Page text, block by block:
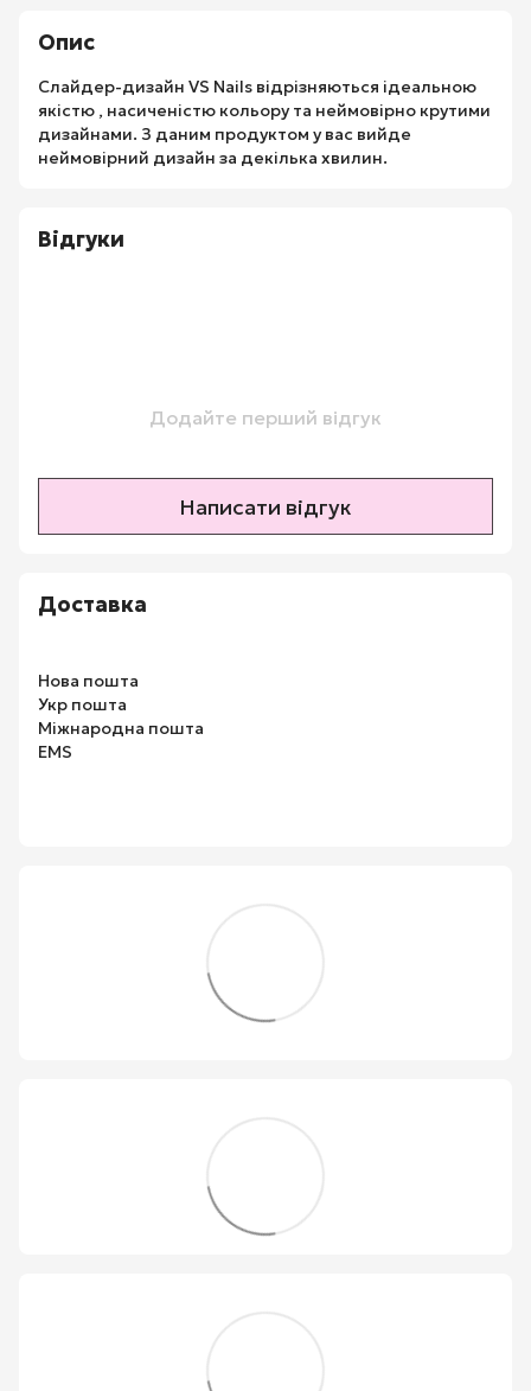
Опис
Слайдер-дизайн VS Nails відрізняються ідеальною
якістю , насиченістю кольору та неймовірно крутими
дизайнами. З даним продуктом у вас вийде
неймовірний дизайн за декілька хвилин.
Відгуки
Додайте перший відгук
Написати відгук
Доставка
Нова пошта
Укр пошта
Міжнародна пошта
EMS